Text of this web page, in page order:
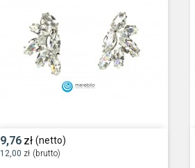
9,76 zł (netto)
12,00 zł (brutto)